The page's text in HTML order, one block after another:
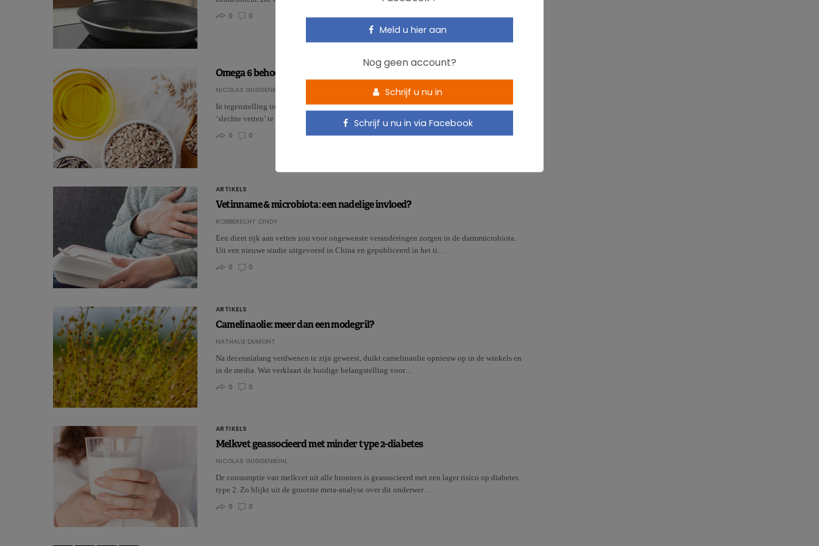
0
0
Omega 6 behoedt ons voor cardiovasculaire aandoeningen
NICOLAS GUGGENBÜHL
In tegenstelling tot omega 3-vetzuren krijgen omega 6-vetzuren doorgaans de stempel
‘slechte vetten’ te zijn. Uit een nieuwe analyse blijkt echter dat we di…
0
0
ARTIKELS
Vetinname & microbiota: een nadelige invloed?
ROBBERECHT CINDY
Een dieet rijk aan vetten zou voor ongewenste veranderingen zorgen in de darmmicrobiota.
Uit een nieuwe studie uitgevoerd in China en gepubliceerd in het ti…
0
0
ARTIKELS
Camelinaolie: meer dan een modegril?
NATHALIE DUMONT
Na decennialang verdwenen te zijn geweest, duikt camelinaolie opnieuw op in de winkels en
in de media. Wat verklaart de huidige belangstelling voor…
0
0
ARTIKELS
Melkvet geassocieerd met minder type 2-diabetes
NICOLAS GUGGENBÜHL
De consumptie van melkvet uit alle bronnen is geassocieerd met een lager risico op diabetes
type 2. Zo blijkt uit de grootste meta-analyse over dit onderwer…
0
0
Meld u hier aan
Nog geen account?
Schrijf u nu in
Schrijf u nu in via Facebook